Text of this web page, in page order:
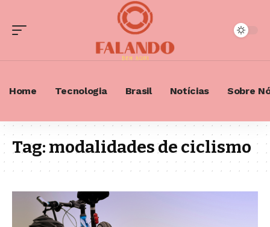
Home Tecnologia Brasil Notícias Sobre
Tag:modalidades de ciclismo